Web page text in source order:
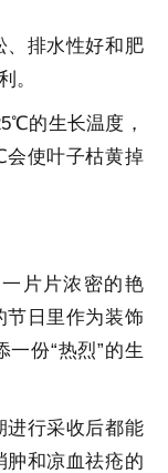
、排水性好和肥
。
的生长温度，
使叶子枯黄掉
片片浓密的艳
节日里作为装饰
份“热烈”的生
进行采收后都能
肿和凉血祛疮的